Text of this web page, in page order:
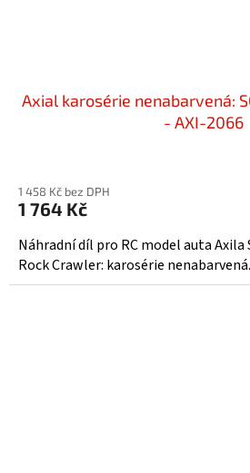
Axial karosérie nenabarvená:
- AXI-2066
1 458 Kč bez DPH
1 764 Kč
Náhradní díl pro RC model auta Axila
Rock Crawler: karosérie nenabarvená.